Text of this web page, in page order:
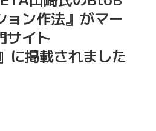
ョン作法』がマー
サイト
に掲載されました